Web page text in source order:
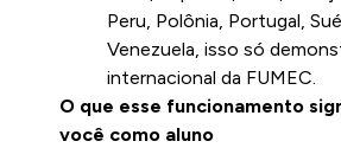
Peru, Polônia, Portugal,
Venezuela, isso só
internacional da FUMEC.
O que esse funcionamento
você como aluno